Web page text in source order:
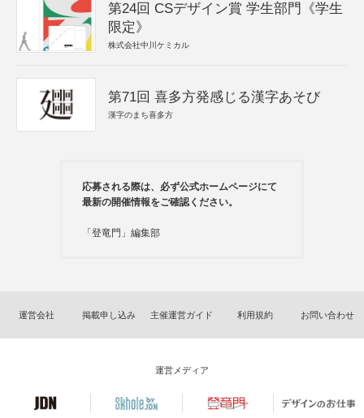
第24回 CSデザイン賞 学生部門《学生
限定》
株式会社中川ケミカル
第71回 喜多方発感じる漢字あそび
漢字のまち喜多方
応募される際は、必ず公式ホームページにて
最新の開催情報をご確認ください。
「登竜門」編集部
運営会社 掲載申し込み 主催運営ガイド 利用規約 お問い合わせ
運営メディア